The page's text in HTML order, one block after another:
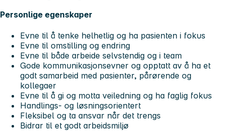
Personlige egenskaper
Evne til å tenke helhetlig og ha pasienten i fokus
Evne til omstilling og endring
Evne til både arbeide selvstendig og i team
Gode kommunikasjonsevner og opptatt av å ha et
godt samarbeid med pasienter, pårørende og
kollegaer
Evne til å gi og motta veiledning og ha faglig fokus
Handlings- og løsningsorientert
Fleksibel og ta ansvar når det trengs
Bidrar til et godt arbeidsmiljø